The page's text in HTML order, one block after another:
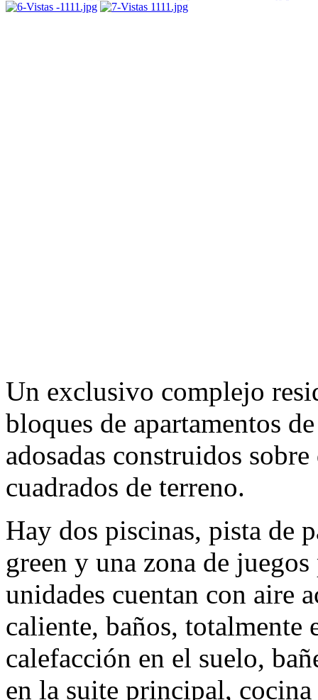
Un exclusivo complejo
bloques de apartamentos
adosadas construidos
cuadrados de terreno.
Hay dos piscinas, pista de
green y una zona de
unidades cuentan con aire
caliente, baños, totalmente
calefacción en el suelo,
en la suite principal,